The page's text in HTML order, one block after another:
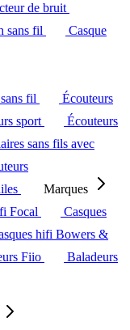
de bruit
sans fil
Casque
fil
Écouteurs
sport
Écouteurs
sans fils avec
Marques
Focal
Casques
hifi Bowers &
Fiio
Baladeurs